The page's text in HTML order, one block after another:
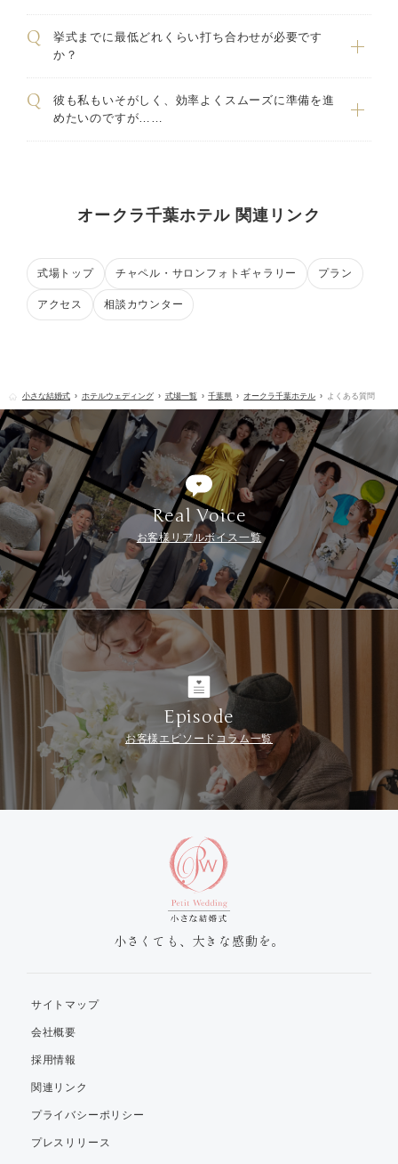
挙式までに最低どれくらい打ち合わせが必要です
か？
彼も私もいそがしく、効率よくスムーズに準備を進
めたいのですが……
オークラ千葉ホテル 関連リンク
式場トップ チャペル・サロンフォトギャラリー プラン
アクセス 相談カウンター
小さな結婚式 ホテルウェディング 式場一覧 千葉県 オークラ千葉ホテル よくある質問
Real Voice
お客様リアルボイス一覧
Episode
お客様エピソードコラム一覧
小さくても、大きな感動を。
サイトマップ
会社概要
採用情報
関連リンク
プライバシーポリシー
プレスリリース